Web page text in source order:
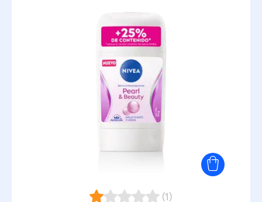
Lemongrass & Oil
Loción Corporal con Aceites Naturales
Milk Nutritiva
NIVEA Creme
Pearl & Beauty
(1)